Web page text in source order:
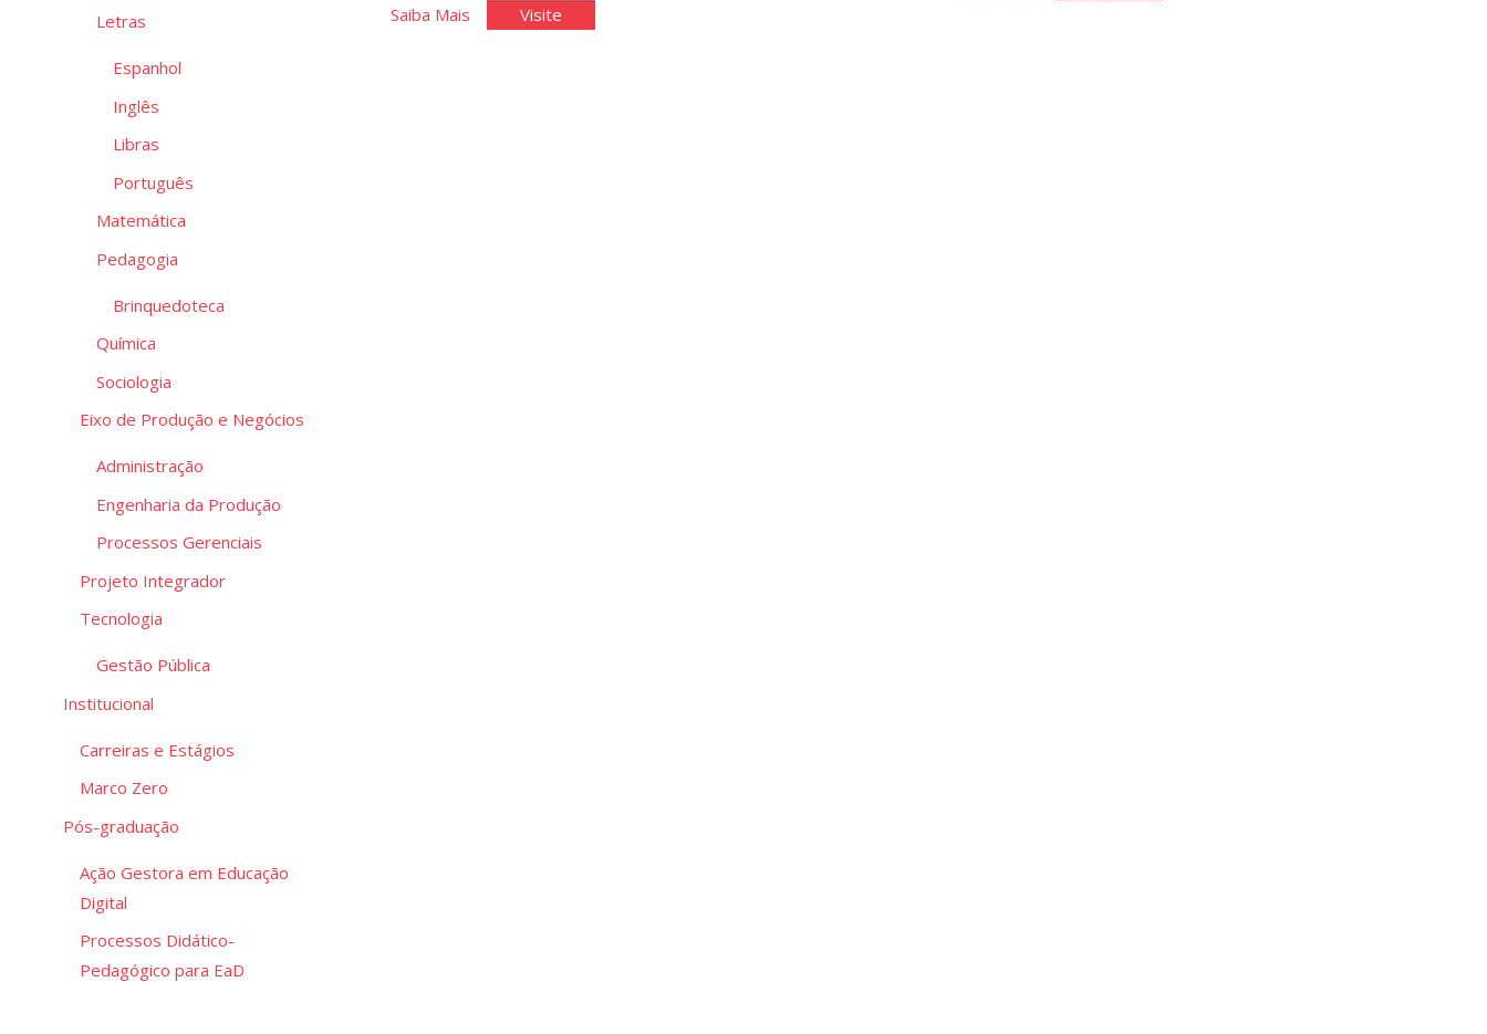
Saiba Mais"Brinquedoteca
Visite"Brinquedoteca
Letras
Espanhol
Inglês
Libras
Português
Matemática
Pedagogia
Brinquedoteca
Química
Sociologia
Eixo de Produção e Negócios
Administração
Engenharia da Produção
Processos Gerenciais
Projeto Integrador
Tecnologia
Gestão Pública
Institucional
Carreiras e Estágios
Marco Zero
Pós-graduação
Ação Gestora em Educação
Digital
Processos Didático-
Pedagógico para EaD